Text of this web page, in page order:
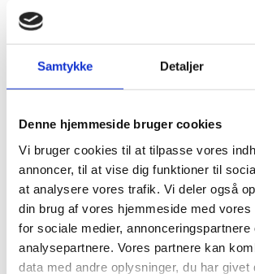
Samtykke Detaljer
Denne hjemmeside bruger cookies
Vi bruger cookies til at tilpasse vores
annoncer, til at vise dig funktioner til
at analysere vores trafik. Vi deler også
din brug af vores hjemmeside med vores
for sociale medier, annonceringspartnere
analysepartnere. Vores partnere kan
data med andre oplysninger, du har givet
Beneficiary Module
ORS-Organisation Registration
Online Language Support
Formidling af projekt
Behandling af data og
Klagevejledning